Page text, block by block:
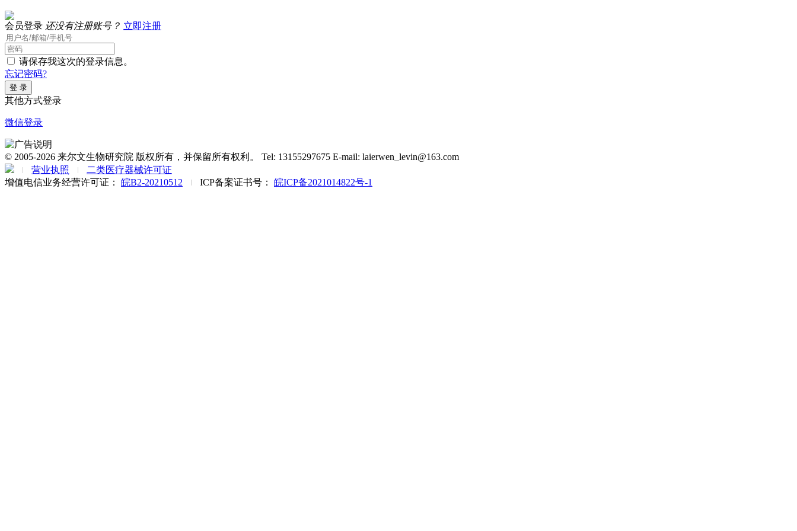
会员登录 还没有注册账号？ 立即注册
请保存我这次的登录信息。
忘记密码?
其他方式登录
微信登录
© 2005-2026 来尔文生物研究院 版权所有，并保留所有权利。 Tel: 13155297675 E-mail: laierwen_levin@163.com
营业执照
二类医疗器械许可证
增值电信业务经营许可证： 皖B2-20210512 ICP备案证书号： 皖ICP备2021014822号-1